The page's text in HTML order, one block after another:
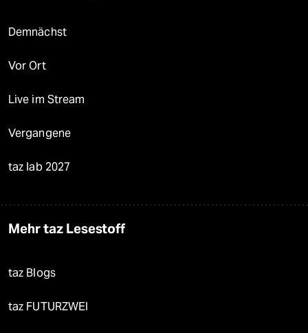
Demnächst
Vor Ort
Live im Stream
Vergangene
taz lab 2027
Mehr taz Lesestoff
taz Blogs
taz FUTURZWEI